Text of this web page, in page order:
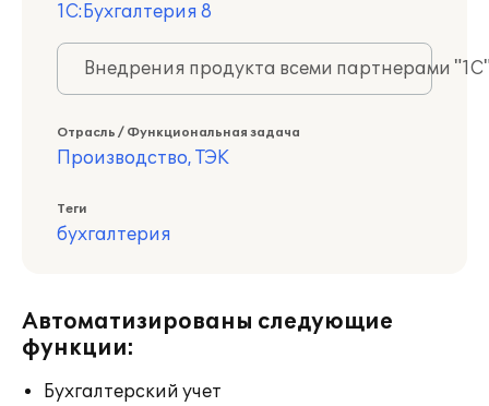
1С:Бухгалтерия 8
Внедрения продукта всеми партнерами
Отрасль / Функциональная задача
Производство, ТЭК
Теги
бухгалтерия
Автоматизированы следующие
функции:
Бухгалтерский учет